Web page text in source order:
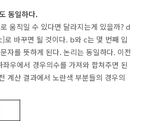
동일하다.
움직일 수 있다면 달라지는게 있을까? d
바꾸면 될 것이다. b와 c는 몇 번째 입
자를 뜻하게 된다. 논리는 동일하다. 이전
우에서 경우의수를 가져와 합쳐주면 된
계산 결과에서 노란색 부분들의 경우의